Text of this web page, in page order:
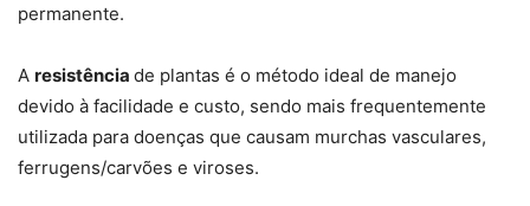
permanente.
A resistência de plantas é o método ideal de manejo
devido à facilidade e custo, sendo mais frequentemente
utilizada para doenças que causam murchas vasculares,
ferrugens/carvões e viroses.